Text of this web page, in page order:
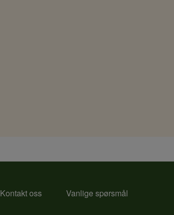
Kontakt oss Vanlige spørsmål